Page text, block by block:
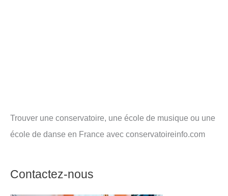
Trouver une conservatoire, une école de musique ou une
école de danse en France avec conservatoireinfo.com
Contactez-nous